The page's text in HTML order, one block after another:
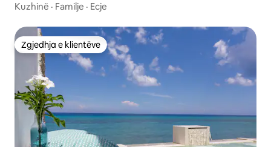
Havanës së Vjetër
Kuzhinë · Familje · Ecje
Zgjedhja e klientëve
Zgjedhja e klientëve